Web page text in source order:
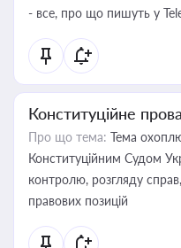
- все, про що пишуть у
Конституційне
Про що тема: Тема
Конституційним Судом
контролю, розгляду
правових позицій